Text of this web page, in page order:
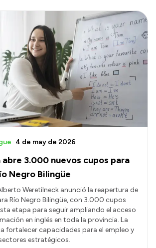
abre 3.000 nuevos cupos para
Negro Bilingüe
4 de may de 2026
Weretilneck anunció la reapertura de
Río Negro Bilingüe, con 3.000 cupos
etapa para seguir ampliando el acceso
en inglés en toda la provincia. La
fortalecer capacidades para el empleo y
estratégicos.